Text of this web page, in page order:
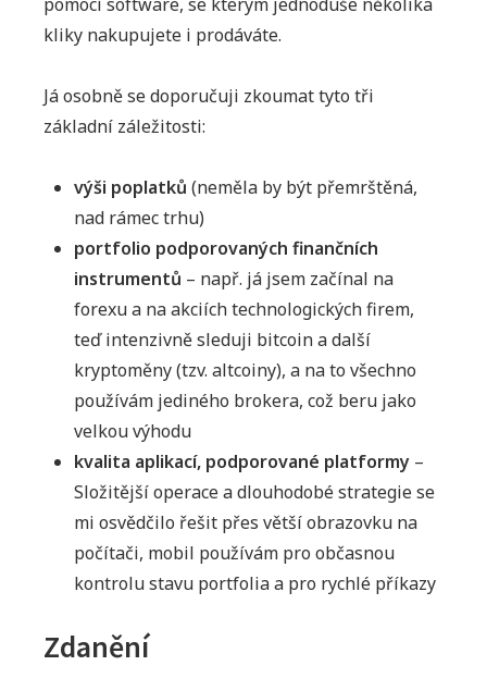
kliky nakupujete i prodáváte.
Já osobně se doporučuji zkoumat tyto tři
základní záležitosti:
výši poplatků (neměla by být přemrštěná,
nad rámec trhu)
portfolio podporovaných finančních
instrumentů – např. já jsem začínal na
forexu a na akciích technologických firem,
teď intenzivně sleduji bitcoin a další
kryptoměny (tzv. altcoiny), a na to všechno
používám jediného brokera, což beru jako
velkou výhodu
kvalita aplikací, podporované platformy –
Složitější operace a dlouhodobé strategie se
mi osvědčilo řešit přes větší obrazovku na
počítači, mobil používám pro občasnou
kontrolu stavu portfolia a pro rychlé příkazy
Zdanění